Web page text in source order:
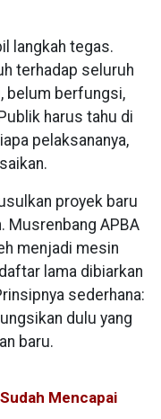
langkah tegas.
terhadap seluruh
belum berfungsi,
harus tahu di
pelaksananya,
proyek baru
Musrenbang APBA
menjadi mesin
lama dibiarkan
sederhana:
dulu yang
baru.
Mencapai